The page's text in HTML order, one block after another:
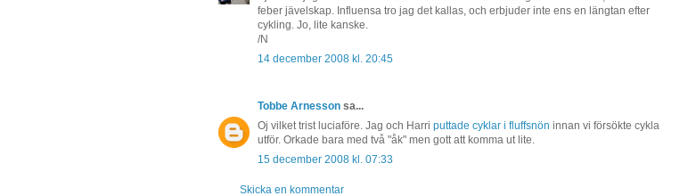
feber jävelskap. Influensa tro jag det kallas, och erbjuder inte ens en längtan efter
cykling. Jo, lite kanske.
/N
14 december 2008 kl. 20:45
Tobbe Arnesson sa...
Oj vilket trist luciaföre. Jag och Harri puttade cyklar i fluffsnön innan vi försökte cykla
utför. Orkade bara med två "åk" men gott att komma ut lite.
15 december 2008 kl. 07:33
Skicka en kommentar